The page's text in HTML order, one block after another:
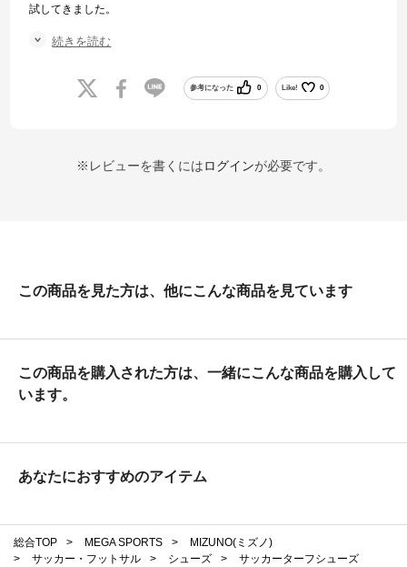
試してきました。
ッチがなんとなくイメージと合わなくなってきたのでグレードをあげ
モレリアサラプロは個人的にはホールド感もボールタッチも中途半端
足首のグニャッと感が気になる時期には薄めの足首サポーターを併用
特にボールタッチの感覚が圧倒的に向上しました。
続きを読む
参考になった 0 Like! 0
※レビューを書くにはログインが必要です。
この商品を見た方は、他にこんな商品を見ています
この商品を購入された方は、一緒にこんな商品を購入して
います。
あなたにおすすめのアイテム
総合TOP > MEGA SPORTS >
MIZUNO(ミズノ)
>
サッカー・フットサル > シューズ >
サッカーターフシューズ